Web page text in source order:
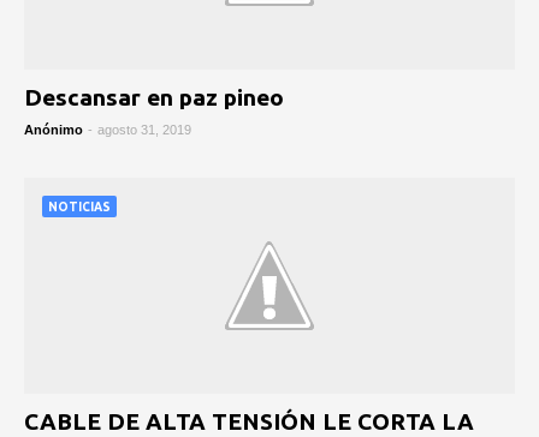
Descansar en paz pineo
Anónimo - agosto 31, 2019
NOTICIAS
CABLE DE ALTA TENSIÓN LE CORTA LA